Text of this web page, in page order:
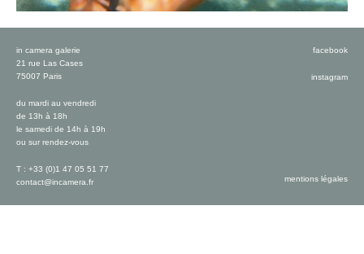
in camera galerie
21 rue Las Cases
75007 Paris
du mardi au vendredi
de 13h à 18h
le samedi de 14h à 19h
ou sur rendez-vous
T : +33 (0)1 47 05 51 77
contact@incamera.fr
facebook
instagram
mentions légales